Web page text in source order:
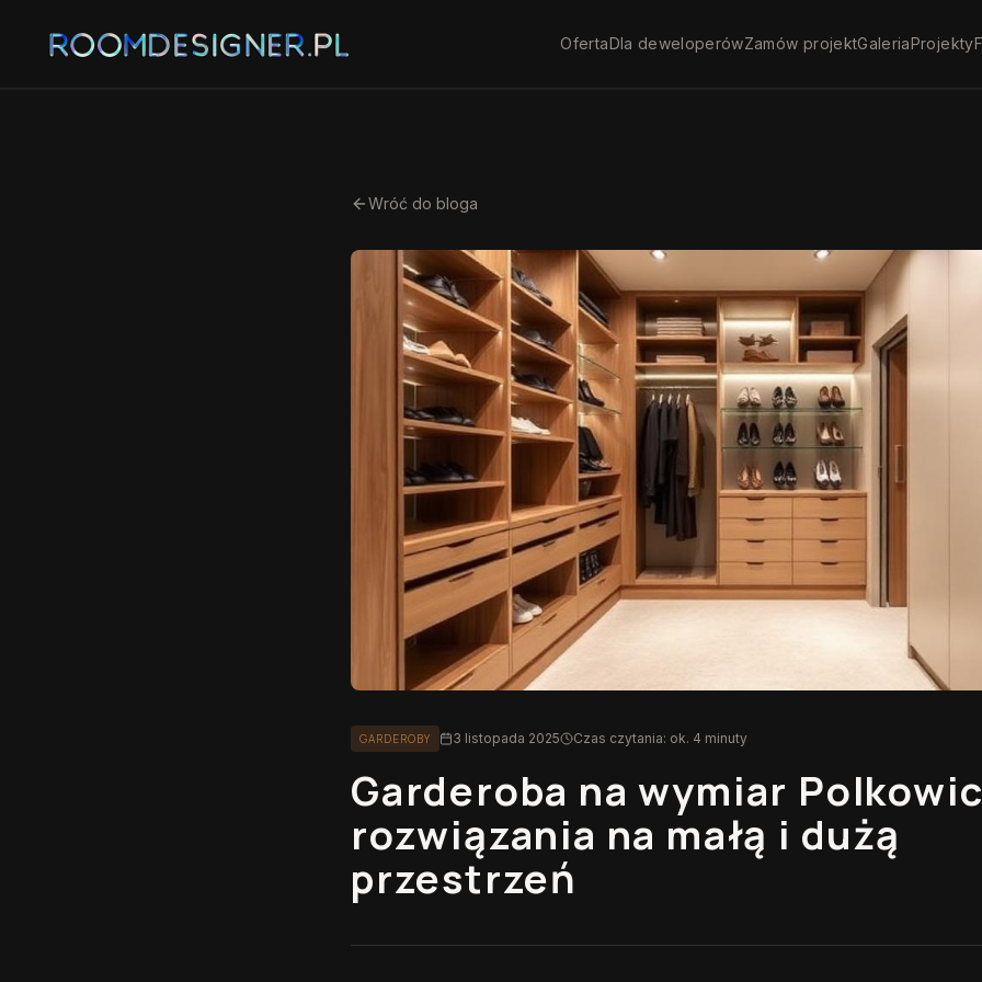
OfertaDla deweloperówZamów projektGaleriaProjekty
Wróć do bloga
GARDEROBY 3 listopada 2025 Czas czytania: ok. 4 minuty
Garderoba na wymiar
rozwiązania na małą i dużą
przestrzeń